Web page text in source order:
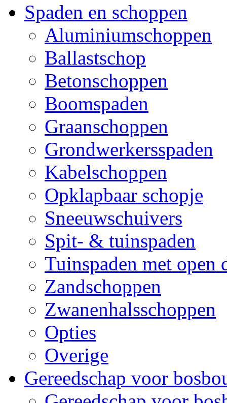
Spaden en schoppen
Aluminiumschoppen
Ballastschop
Betonschoppen
Boomspaden
Graanschoppen
Grondwerkersspaden
Kabelschoppen
Opklapbaar schopje
Sneeuwschuivers
Spit- & tuinspaden
Tuinspaden met open
Zandschoppen
Zwanenhalsschoppen
Opties
Overige
Gereedschap voor